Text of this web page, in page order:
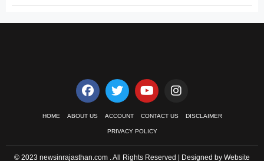
HOME ABOUT US ACCOUNT CONTACT US DISCLAIMER
PRIVACY POLICY
© 2023 newsinrajasthan.com . All Rights Reserved | Designed by Website